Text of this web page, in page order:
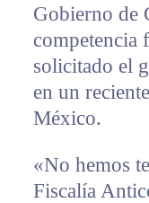
Gobierno de
competencia
solicitado el
en un
México.
«No hemos
Fiscalía